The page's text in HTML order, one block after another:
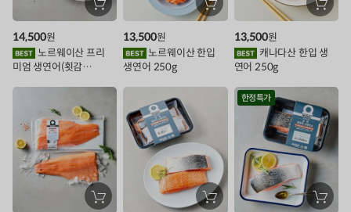
인
이
트
장
바
에
담
노르웨이산 프리
미엄 생연어(횟감
14,500원
장
바
에
담
노르웨이산 한입
생연어 250g
13,500원
장
바
에
담
연어 250g
13,500원
장 장
한정특가
장